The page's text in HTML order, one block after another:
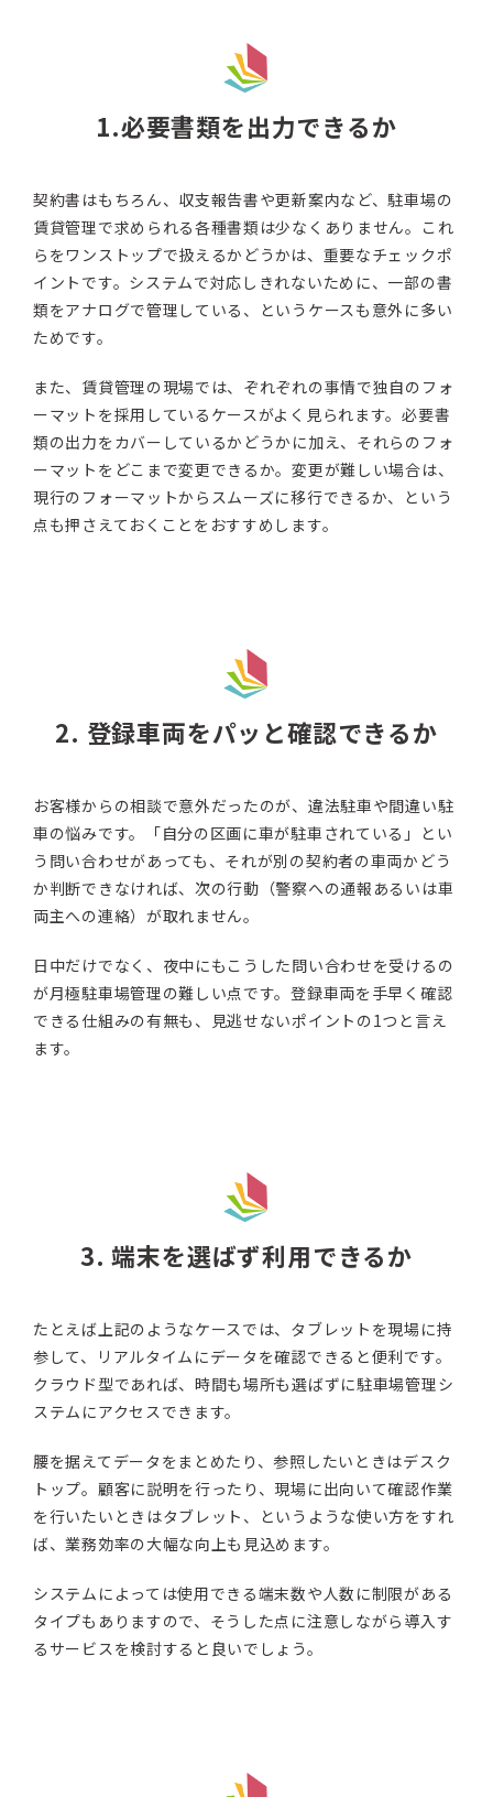
1.必要書類を出力できるか
契約書はもちろん、収支報告書や更新案内など、駐車場の
賃貸管理で求められる各種書類は少なくありません。これ
らをワンストップで扱えるかどうかは、重要なチェックポ
イントです。システムで対応しきれないために、一部の書
類をアナログで管理している、というケースも意外に多い
ためです。
また、賃貸管理の現場では、ぞれぞれの事情で独自のフォ
ーマットを採用しているケースがよく見られます。必要書
類の出力をカバーしているかどうかに加え、それらのフォ
ーマットをどこまで変更できるか。変更が難しい場合は、
現行のフォーマットからスムーズに移行できるか、という
点も押さえておくことをおすすめします。
2. 登録車両をパッと確認できるか
お客様からの相談で意外だったのが、違法駐車や間違い駐
車の悩みです。「自分の区画に車が駐車されている」とい
う問い合わせがあっても、それが別の契約者の車両かどう
か判断できなければ、次の行動（警察への通報あるいは車
両主への連絡）が取れません。
日中だけでなく、夜中にもこうした問い合わせを受けるの
が月極駐車場管理の難しい点です。登録車両を手早く確認
できる仕組みの有無も、見逃せないポイントの1つと言え
ます。
3. 端末を選ばず利用できるか
たとえば上記のようなケースでは、タブレットを現場に持
参して、リアルタイムにデータを確認できると便利です。
クラウド型であれば、時間も場所も選ばずに駐車場管理シ
ステムにアクセスできます。
腰を据えてデータをまとめたり、参照したいときはデスク
トップ。顧客に説明を行ったり、現場に出向いて確認作業
を行いたいときはタブレット、というような使い方をすれ
ば、業務効率の大幅な向上も見込めます。
システムによっては使用できる端末数や人数に制限がある
タイプもありますので、そうした点に注意しながら導入す
るサービスを検討すると良いでしょう。